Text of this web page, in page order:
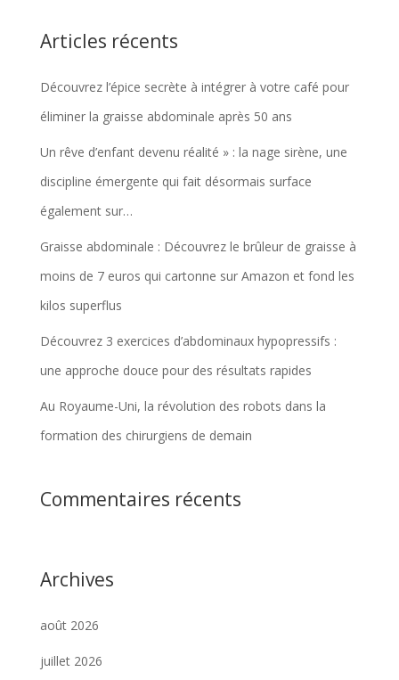
Articles récents
Découvrez l’épice secrète à intégrer à votre café pour
éliminer la graisse abdominale après 50 ans
Un rêve d’enfant devenu réalité » : la nage sirène, une
discipline émergente qui fait désormais surface
également sur…
Graisse abdominale : Découvrez le brûleur de graisse à
moins de 7 euros qui cartonne sur Amazon et fond les
kilos superflus
Découvrez 3 exercices d’abdominaux hypopressifs :
une approche douce pour des résultats rapides
Au Royaume-Uni, la révolution des robots dans la
formation des chirurgiens de demain
Commentaires récents
Archives
août 2026
juillet 2026